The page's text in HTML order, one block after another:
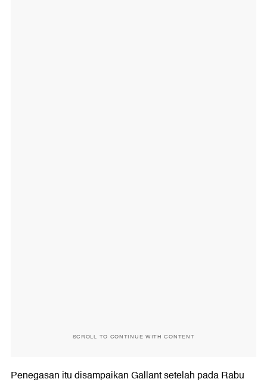
SCROLL TO CONTINUE WITH CONTENT
Penegasan itu disampaikan Gallant setelah pada Rabu